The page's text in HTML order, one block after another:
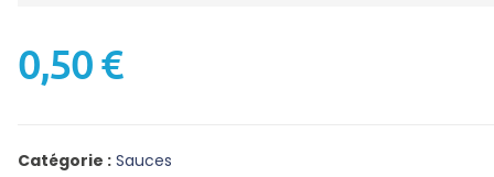
0,50€
Catégorie : Sauces